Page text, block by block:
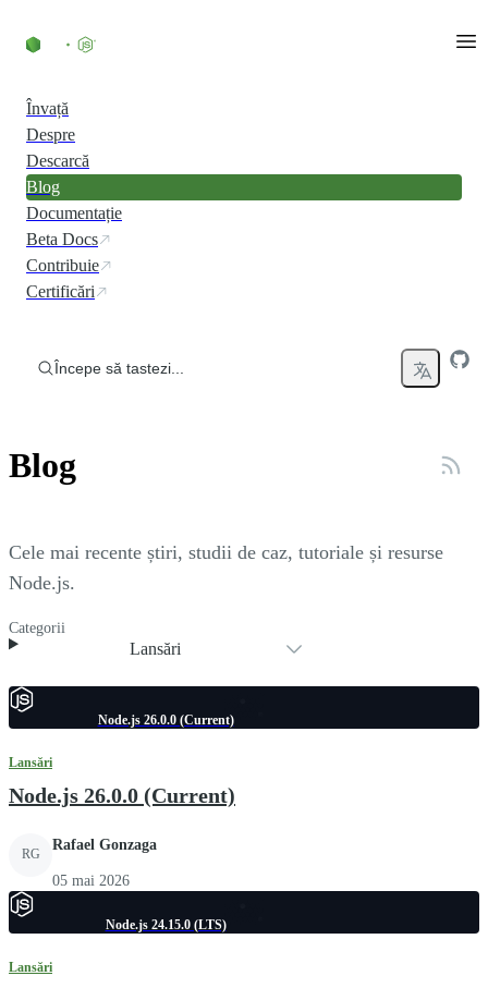
Învață
Despre
Descarcă
Blog
Documentație
Beta Docs
Contribuie
Certificări
Începe să tastezi...
Blog
Cele mai recente știri, studii de caz, tutoriale și resurse
Node.js.
Categorii
Lansări
Node.js 26.0.0 (Current)
Lansări
Node.js 26.0.0 (Current)
RG
Rafael Gonzaga
05 mai 2026
Node.js 24.15.0 (LTS)
Lansări